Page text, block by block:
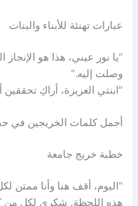
عبارات تهنئة للأبناء والبنات
“يا نور عيني، هذا هو
وصلت إليه.”
“ابنتي العزيزة، أراكِ
أجمل كلمات الخريجين في
خطبة خريج جامعة
“اليوم، أقف هنا وأنا ممتن
هذه اللحظة. شكري لكل من